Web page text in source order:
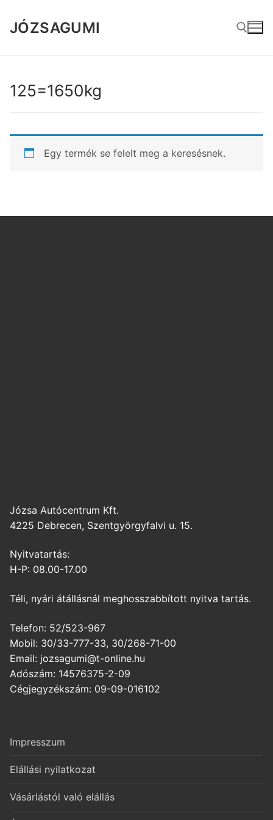
tartalomra
JÓZSAGUMI
125=1650kg
Egy termék se felelt meg a keresésnek.
Józsa Autócentrum Kft.
4225 Debrecen, Szentgyörgyfalvi u. 15.
Nyitvatartás:
H-P: 08.00-17.00
Téli, nyári átállásnál meghosszabbított nyitva tartás.
Telefon: 52/523-967
Mobil: 30/33-777-33, 30/268-71-00
Email: jozsagumi@t-online.hu
Adószám: 14576375-2-09
Cégjegyzékszám: 09-09-016102
Impresszum
Elállási nyilatkozat
Vásárlástól való elállás